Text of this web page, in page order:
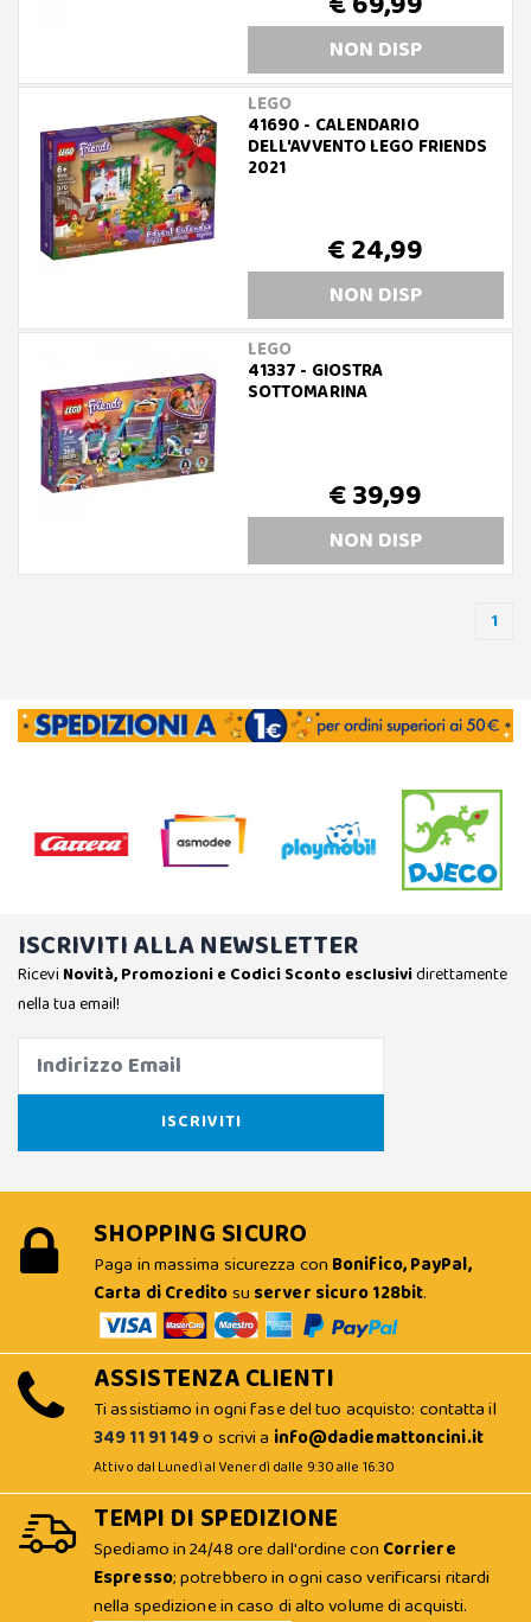
NON DISP
LEGO
41690 - CALENDARIO
DELL'AVVENTO LEGO FRIENDS
2021
€ 24,99
NON DISP
LEGO
41337 - GIOSTRA
SOTTOMARINA
€ 39,99
NON DISP
1
ISCRIVITI ALLA NEWSLETTER
Ricevi Novità, Promozioni e Codici Sconto esclusividirettamente
nella tua email!
SHOPPING SICURO
Paga in massima sicurezza con Bonifico, PayPal,
Carta di Creditosu server sicuro 128bit.
ASSISTENZA CLIENTI
Ti assistiamo in ogni fase del tuo acquisto: contatta il
349 11 91 149o scrivi a info@dadiemattoncini.it
Attivo dal Lunedì al Venerdì dalle 9:30 alle 16:30
TEMPI DI SPEDIZIONE
Spediamo in 24/48 ore dall'ordine con Corriere
Espresso; potrebbero in ogni caso verificarsi ritardi
nella spedizione in caso di alto volume di acquisti.